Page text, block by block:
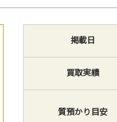
掲載日
買取実績
質預かり目安